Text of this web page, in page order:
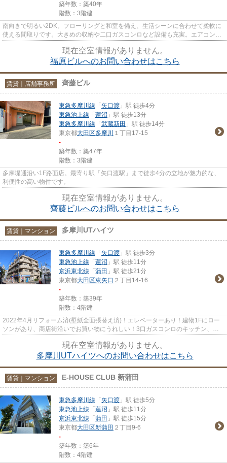
築年数：築40年
階数：3階建
南向きで明るい2DK。フローリングと和室を備え、生活シーンに合わせて柔軟に
使える間取りです。大きめの収納や二口ガスコンロなど設備も充実。エアコン・
現在空室情報がありません。
福原ビルへのお問い合わせはこちら
賃貸｜店舗事務所 齊藤ビル
東急多摩川線 「 矢口渡 」駅 徒歩4分
東急池上線 「 蓮沼 」駅 徒歩13分
東急多摩川線 「 武蔵新田 」駅 徒歩14分
東京都大田区多摩川 １丁目17-15
-
築年数：築47年
階数：3階建
多摩堤通沿い1F路面店。最寄り駅「矢口渡駅」まで徒歩4分の立地が魅力的な、
利便性の高い物件です。
現在空室情報がありません。
齊藤ビルへのお問い合わせはこちら
賃貸｜マンション 多摩川UTハイツ
東急多摩川線 「 矢口渡 」駅 徒歩3分
東急池上線 「 蓮沼 」駅 徒歩11分
京浜東北線 「 蒲田 」駅 徒歩21分
東京都大田区東矢口 ２丁目14-16
-
築年数：築39年
階数：4階建
2022年4月リフォーム済(壁紙全面張替え済)！エレベーターあり！建物1Fにロー
ソンがあり、商店街沿いでお買い物にうれしい！3口ガスコンロのキッチン、家
現在空室情報がありません。
多摩川UTハイツへのお問い合わせはこちら
賃貸｜マンション E-HOUSE CLUB 新蒲田
東急多摩川線 「 矢口渡 」駅 徒歩5分
東急池上線 「 蓮沼 」駅 徒歩11分
京浜東北線 「 蒲田 」駅 徒歩15分
東京都大田区新蒲田 ２丁目9-6
-
築年数：築6年
階数：4階建